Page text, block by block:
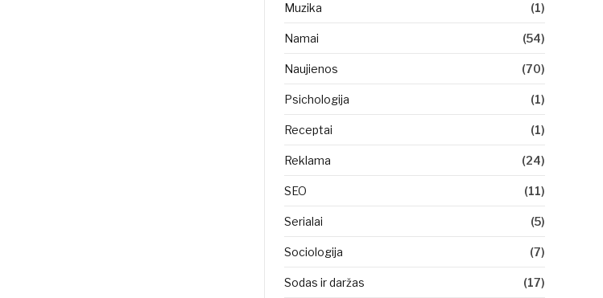
Muzika (1)
Namai (54)
Naujienos (70)
Psichologija (1)
Receptai (1)
Reklama (24)
SEO (11)
Serialai (5)
Sociologija (7)
Sodas ir daržas (17)